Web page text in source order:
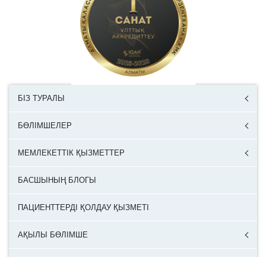
БІЗ ТУРАЛЫ
БӨЛІМШЕЛЕР
МЕМЛЕКЕТТІК ҚЫЗМЕТТЕР
БАСШЫНЫҢ БЛОГЫ
ПАЦИЕНТТЕРДІ ҚОЛДАУ ҚЫЗМЕТІ
АҚЫЛЫ БӨЛІМШЕ